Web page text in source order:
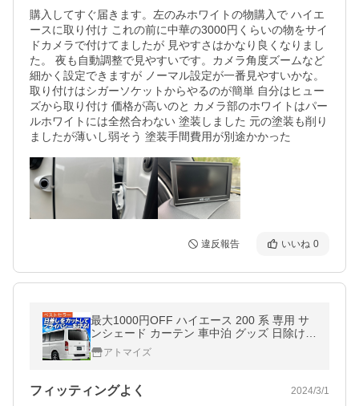
購入してすぐ届きます。左のみホワイトの物購入で ハイエ
ースに取り付け これの前に中華の3000円くらいの物をサイ
ドカメラで付けてましたが 見やすさはかなり良くなりまし
た。 夜も自動調整で見やすいです。カメラ角度ズームなど
細かく設定できますが ノーマル設定が一番見やすいかな。
取り付けはシガーソケットからやるのが簡単 自分はヒュー
ズから取り付け 価格が高いのと カメラ部のホワイトはパー
ルホワイトには全然合わない 塗装しました 元の塗装も削り
ましたが薄いし弱そう 塗装手間費用が別途かかった
違反報告 いいね 0
最大1000円OFF ハイエース 200 系 専用 サ
ンシェード カーテン 車中泊 グッズ 日除け
リア S-GL DX スーパーGL 標準ボディ 【日
本製】アトマイズ
フィッティングよく 2024/3/1